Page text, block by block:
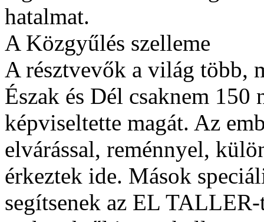
hatalmat.
A Közgyűlés szelleme
A résztvevők a világ több,
Észak és Dél csaknem 150
képviseltette magát. Az
elvárással, reménnyel,
érkeztek ide. Mások
segítsenek az EL